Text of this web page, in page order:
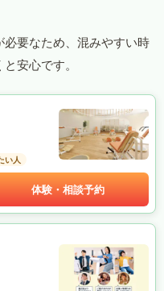
要なため、混みやすい時
安心です。
い人
体験・相談予約